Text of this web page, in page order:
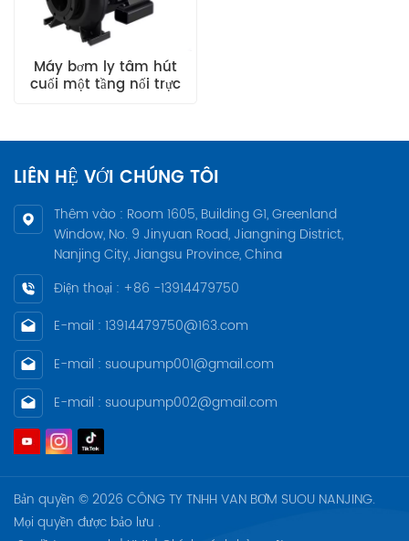
Máy bơm ly tâm hút
cuối một tầng nối trực
LIÊN HỆ VỚI CHÚNG TÔI
Thêm vào : Room 1605, Building G1, Greenland
Window, No. 9 Jinyuan Road, Jiangning District,
Nanjing City, Jiangsu Province, China
Điện thoại : +86 -13914479750
E-mail : 13914479750@163.com
E-mail : suoupump001@gmail.com
E-mail : suoupump002@gmail.com
Bản quyền © 2026 CÔNG TY TNHH VAN BƠM SUOU NANJING.
Mọi quyền được bảo lưu .